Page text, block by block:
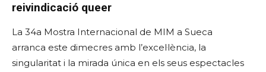
reivindicació queer
La 34a Mostra Internacional de MIM a Sueca
arranca este dimecres amb l’excel·lència, la
singularitat i la mirada única en els seus espectacles